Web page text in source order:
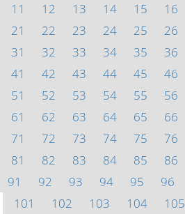
11
12 13 14 15 16
21
22 23 24 25 26
31
32 33 34 35 36
41
42 43 44 45 46
51
52 53 54 55 56
61
62 63 64 65 66
71
72 73 74 75 76
81
82 83 84 85 86
91
92 93 94 95 96
101
102 103 104 105